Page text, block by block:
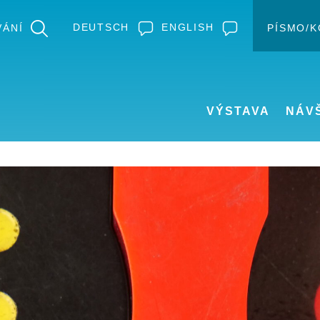
DEUTSCH ENGLISH PÍSMO/
VÝSTAVA